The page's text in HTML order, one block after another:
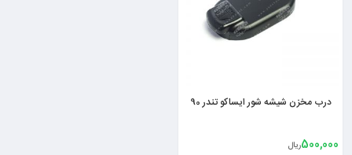
درب مخزن شیشه شور ایساکو تندر 90
500,000ریال